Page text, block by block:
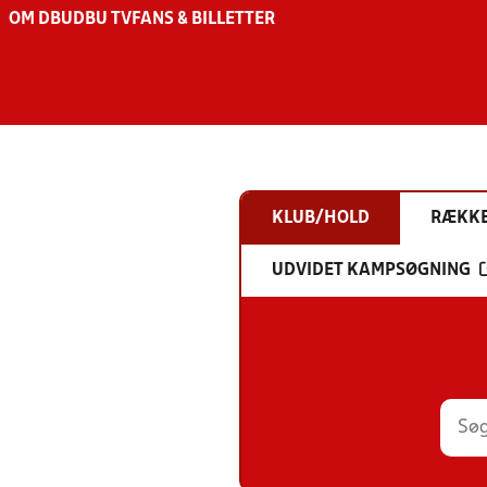
OM DBU DBU TV FANS & BILLETTER
KLUB/HOLD
UDVIDET KAMPSØGNING